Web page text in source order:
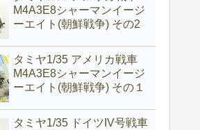
M4A3E8シャーマンイージ
ーエイト(朝鮮戦争) その2
タミヤ1/35 アメリカ戦車
M4A3E8シャーマンイージ
ーエイト(朝鮮戦争) その１
タミヤ1/35 ドイツIV号戦車